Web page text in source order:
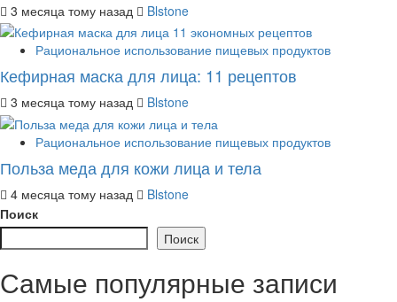
3 месяца тому назад Blstone
Рациональное использование пищевых продуктов
Кефирная маска для лица: 11 рецептов
3 месяца тому назад Blstone
Рациональное использование пищевых продуктов
Польза меда для кожи лица и тела
4 месяца тому назад
Blstone
Поиск
Поиск
Самые популярные записи